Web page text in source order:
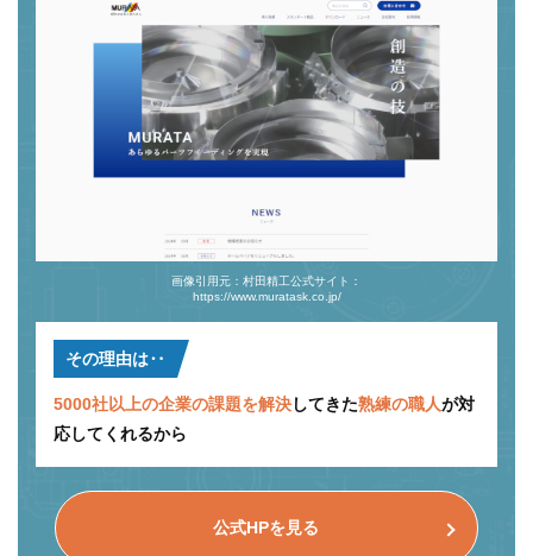
画像引用元：村田精工公式サイト：
https://www.muratask.co.jp/
その理由は‥
5000社以上の企業の課題を解決してきた熟練の職人が対
応してくれるから
公式HPを見る